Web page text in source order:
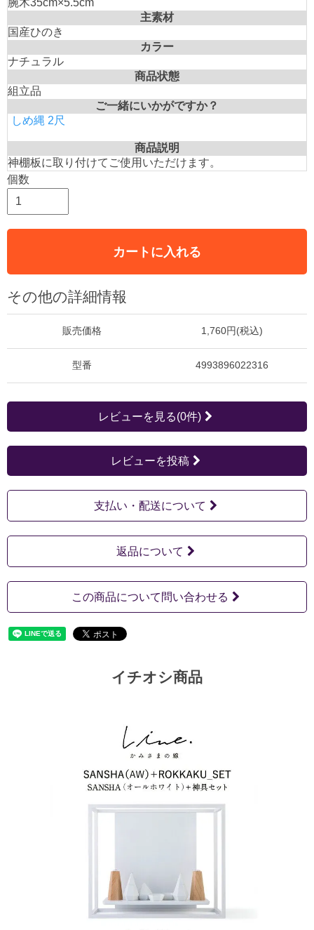
腕木35cm×5.5cm
主素材
国産ひのき
カラー
ナチュラル
商品状態
組立品
ご一緒にいかがですか？
しめ縄 2尺
商品説明
神棚板に取り付けてご使用いただけます。
個数
カートに入れる
その他の詳細情報
販売価格 1,760円(税込)
型番 4993896022316
レビューを見る(0件)
レビューを投稿
支払い・配送について
返品について
この商品について問い合わせる
イチオシ商品